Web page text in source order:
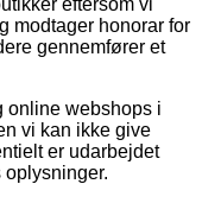
modtager honorar for
gennemfører et
online webshops i
vi kan ikke give
er udarbejdet